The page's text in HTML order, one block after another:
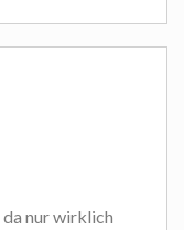
da nur wirklich